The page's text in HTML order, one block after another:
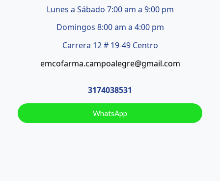
Lunes a Sábado 7:00 am a 9:00 pm
Domingos 8:00 am a 4:00 pm
Carrera 12 # 19-49 Centro
emcofarma.campoalegre@gmail.com
3174038531
WhatsApp